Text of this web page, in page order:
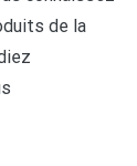
de la